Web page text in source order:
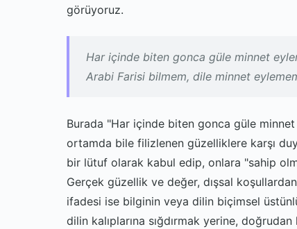
görüyoruz.
Har içinde biten gonca güle minnet
Arabi Farisi bilmem, dile minnet
Burada "Har içinde biten gonca güle
ortamda bile filizlenen güzelliklere karşı
bir lütuf olarak kabul edip, onlara "sahip
Gerçek güzellik ve değer, dışsal
ifadesi ise bilginin veya dilin biçimsel
dilin kalıplarına sığdırmak yerine,